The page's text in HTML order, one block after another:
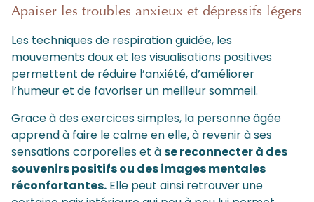
Apaiser les troubles anxieux et dépressifs légers
Les techniques de respiration guidée, les
mouvements doux et les visualisations positives
permettent de réduire l’anxiété, d’améliorer
l’humeur et de favoriser un meilleur sommeil.
Grace à des exercices simples, la personne âgée
apprend à faire le calme en elle, à revenir à ses
sensations corporelles et àse reconnecter à des
souvenirs positifs ou des images mentales
réconfortantes. Elle peut ainsi retrouver une